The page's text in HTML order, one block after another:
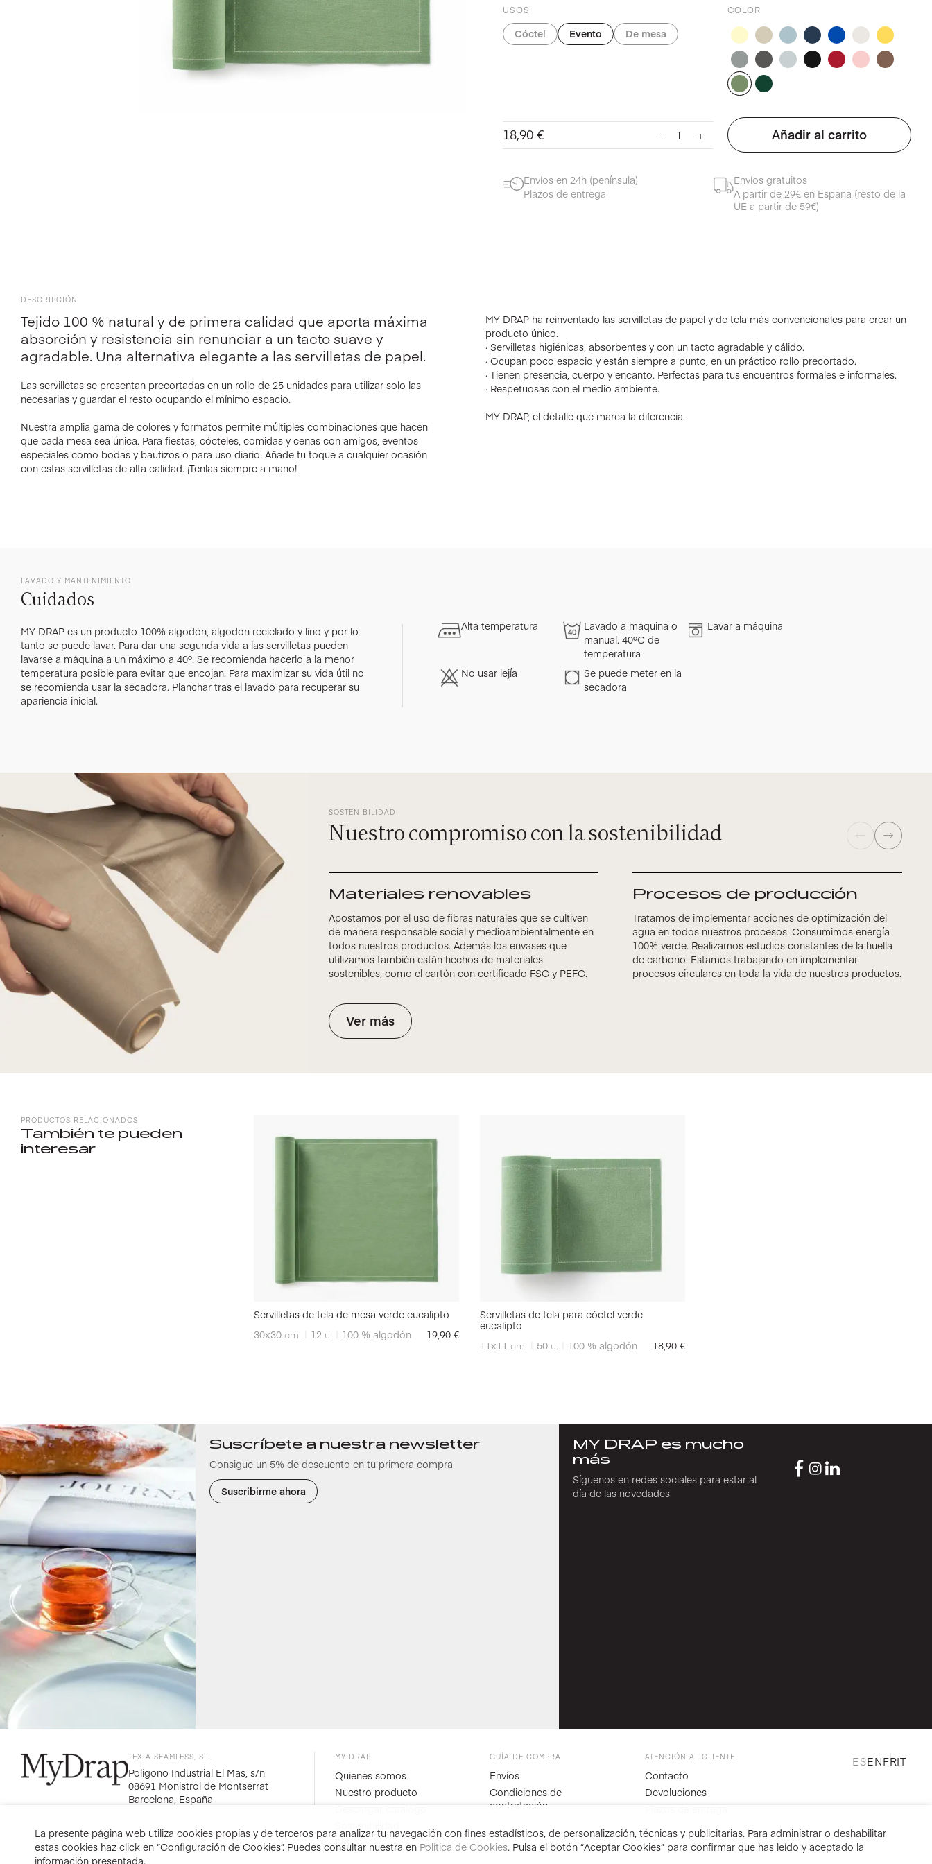
COLOR
USOS
Cóctel Evento De mesa
18,90 € -
de
+ Añadir al carrito
Envíos en 24h (península)
Plazos de entrega
Envíos gratuitos
A partir de 29€ en España (resto de la
UE a partir de 59€)
DESCRIPCIÓN
Tejido 100 % natural y de primera calidad que aporta máxima
absorción y resistencia sin renunciar a un tacto suave y
agradable. Una alternativa elegante a las servilletas de papel.
Las servilletas se presentan precortadas en un rollo de 25 unidades para utilizar solo las
necesarias y guardar el resto ocupando el mínimo espacio.
Nuestra amplia gama de colores y formatos permite múltiples combinaciones que hacen
que cada mesa sea única. Para fiestas, cócteles, comidas y cenas con amigos, eventos
especiales como bodas y bautizos o para uso diario. Añade tu toque a cualquier ocasión
con estas servilletas de alta calidad. ¡Tenlas siempre a mano!
MY DRAP ha reinventado las servilletas de papel y de tela más convencionales para crear un
producto único.
· Servilletas higiénicas, absorbentes y con un tacto agradable y cálido.
· Ocupan poco espacio y están siempre a punto, en un práctico rollo precortado.
· Tienen presencia, cuerpo y encanto. Perfectas para tus encuentros formales e informales.
· Respetuosas con el medio ambiente.
MY DRAP, el detalle que marca la diferencia.
LAVADO Y MANTENIMIENTO
Cuidados
MY DRAP es un producto 100% algodón, algodón reciclado y lino y por lo
tanto se puede lavar. Para dar una segunda vida a las servilletas pueden
lavarse a máquina a un máximo a 40º. Se recomienda hacerlo a la menor
temperatura posible para evitar que encojan. Para maximizar su vida útil no
se recomienda usar la secadora. Planchar tras el lavado para recuperar su
apariencia inicial.
Alta temperatura
Lavado a máquina o
manual. 40ºC de
temperatura
Lavar a máquina
No usar lejía
Se puede meter en la
secadora
SOSTENIBILIDAD
Nuestro compromiso con la sostenibilidad
Materiales renovables
Apostamos por el uso de fibras naturales que se cultiven
de manera responsable social y medioambientalmente en
todos nuestros productos. Además los envases que
utilizamos también están hechos de materiales
sostenibles, como el cartón con certificado FSC y PEFC.
Procesos de producción
Tratamos de implementar acciones de optimización del
agua en todos nuestros procesos. Consumimos energía
100% verde. Realizamos estudios constantes de la huella
de carbono. Estamos trabajando en implementar
procesos circulares en toda la vida de nuestros productos.
Ver más
PRODUCTOS RELACIONADOS
También te pueden
interesar
Servilletas de tela de mesa verde eucalipto
30x30 cm. 12 u. 100 % algodón 19,90 €
Servilletas de tela para cóctel verde
eucalipto
11x11 cm. 50 u. 100 % algodón 18,90 €
Suscríbete a nuestra newsletter
Consigue un 5% de descuento en tu primera compra
Suscribirme ahora
MY DRAP es mucho
más
Síguenos en redes sociales para estar al
día de las novedades
TEXIA SEAMLESS, S.L.
Polígono Industrial El Mas, s/n
08691 Monistrol de Montserrat
Barcelona, España
MY DRAP
Quienes somos
Nuestro producto
Blog
GUÍA DE COMPRA
Envíos
Condiciones de
contratación
ATENCIÓN AL CLIENTE
Contacto
Devoluciones
ESENFRIT
La presente página web utiliza cookies propias y de terceros para analizar tu navegación con fines estadísticos, de personalización, técnicas y publicitarias. Para administrar o deshabilitar
estas cookies haz click en “Configuración de Cookies”. Puedes consultar nuestra en Política de Cookies. Pulsa el botón “Aceptar Cookies” para confirmar que has leído y aceptado la
información presentada.